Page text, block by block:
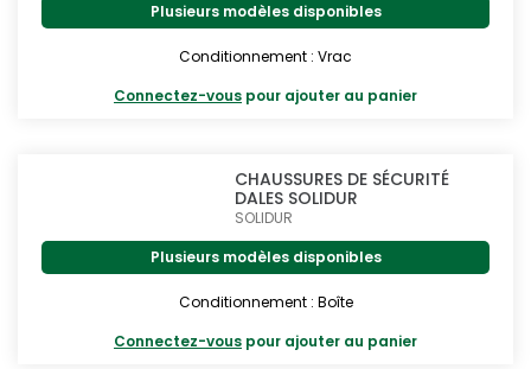
Plusieurs modèles disponibles
Conditionnement : Vrac
Connectez-vous pour ajouter au panier
CHAUSSURES DE SÉCURITÉ
DALES SOLIDUR
SOLIDUR
Plusieurs modèles disponibles
Conditionnement : Boîte
Connectez-vous pour ajouter au panier